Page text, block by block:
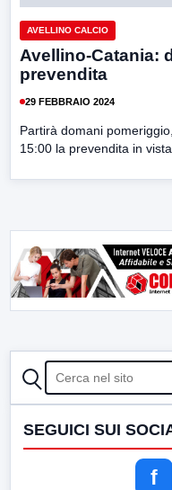
AVELLINO CALCIO
Avellino-Catania:
prevendita
29 FEBBRAIO 2024
Partirà domani
15:00 la prevendita in
CERCA
SEGUICI SUI
f